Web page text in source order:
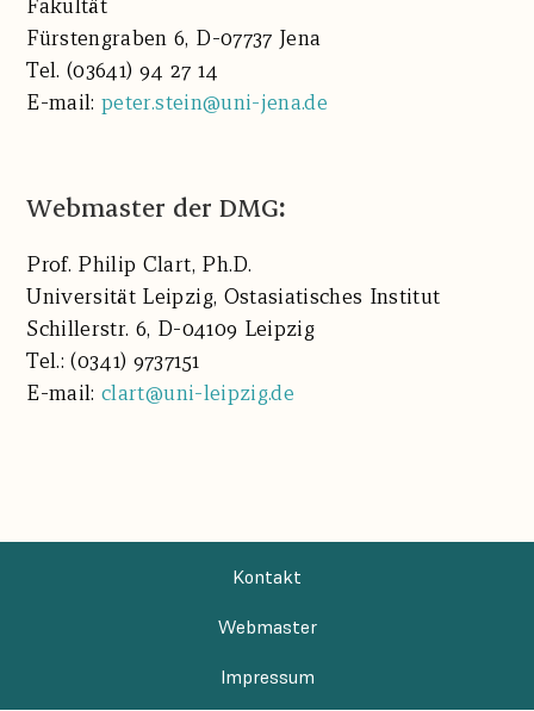
Aktuelles
Kontakt
Impressum
Fakultät
Fürstengraben 6, D-07737 Jena
Tel. (03641) 94 27 14
E-mail:peter.stein@uni-jena.de
Webmaster der DMG:
Prof. Philip Clart, Ph.D.
Universität Leipzig, Ostasiatisches Institut
Schillerstr. 6, D-04109 Leipzig
Tel.: (0341) 9737151
E-mail:clart@uni-leipzig.de
Kontakt
Webmaster
Impressum